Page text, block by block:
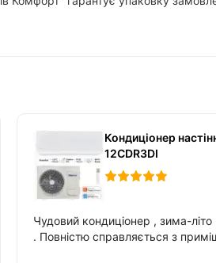
Кондиціонер
12CDR3DI
Чудовий кондиціонер , зима-літо
. Повністю справляється з